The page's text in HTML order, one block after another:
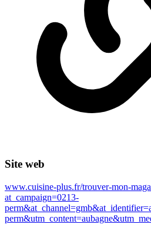
Site web
www.cuisine-plus.fr/trouver-mon-
at_campaign=0213-